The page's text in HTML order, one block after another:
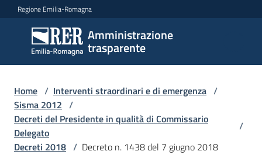
Vai al contenuto
Vai alla navigazione
Vai al footer
Regione Emilia-Romagna
Amministrazione
trasparente
Amministrazione
trasparente
Sottosezioni
Accesso
Home / Interventi straordinari e di emergenza /
Sisma 2012 /
Decreti del Presidente in qualità di Commissario
Delegato
/
Decreti 2018 / Decreto n. 1438 del 7 giugno 2018